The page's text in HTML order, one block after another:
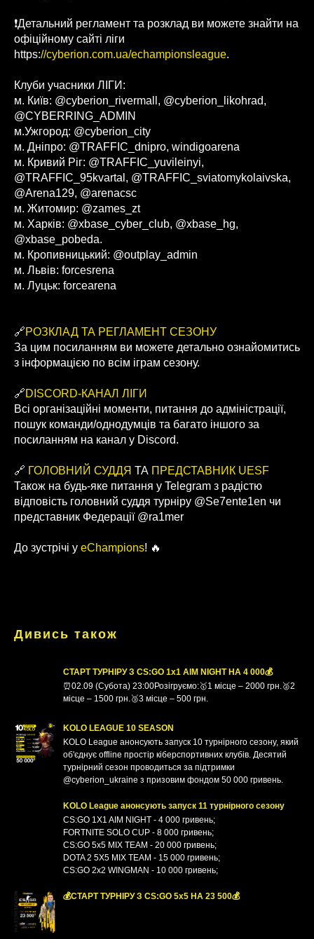
❗️Детальний регламент та розклад ви можете знайти на
офіційному сайті ліги
https://cyberion.com.ua/echampionsleague.
Клуби учасники ЛІГИ:
м. Київ: @cyberion_rivermall, @cyberion_likohrad,
@CYBERRING_ADMIN
м.Ужгород: @cyberion_city
м. Дніпро: @TRAFFIC_dnipro, windigoarena
м. Кривий Ріг: @TRAFFIC_yuvileinyi,
@TRAFFIC_95kvartal, @TRAFFIC_sviatomykolaivska,
@Arena129, @arenacsc
м. Житомир: @zames_zt
м. Харків: @xbase_cyber_club, @xbase_hg,
@xbase_pobeda.
м. Кропивницький: @outplay_admin
м. Львів: forcesrena
м. Луцьк: forcearena
🔗РОЗКЛАД ТА РЕГЛАМЕНТ СЕЗОНУ
За цим посиланням ви можете детально ознайомитись
з інформацією по всім іграм сезону.
🔗DISCORD-КАНАЛ ЛІГИ
Всі організаційні моменти, питання до адміністрації,
пошук команди/однодумців та багато іншого за
посиланням на канал у Discord.
🔗 ГОЛОВНИЙ СУДДЯ ТА ПРЕДСТАВНИК UESF
Також на будь-яке питання у Telegram з радістю
відповість головний суддя турніру @Se7ente1en чи
представник Федерації @ra1mer
До зустрічі у eChampions! 🔥
Дивись також
СТАРТ ТУРНІРУ З CS:GO 1x1 AIM NIGHT НА 4 000💰
⏰02.09 (Субота) 23:00Розігруємо:🥇1 місце – 2000 грн.🥈2
місце – 1500 грн.🥉3 місце – 500 грн.
KOLO LEAGUE 10 SEASON
KOLO League анонсують запуск 10 турнiрного сезону, який
об'єднує оffline простір кіберспортивних клубiв. Десятий
турнірний сезон проводиться за підтримки
@cyberion_ukraine з призовим фондом 50 000 гривень.
KOLO League анонсують запуск 11 турнiрного сезону
CS:GO 1X1 AIM NIGHT - 4 000 гривень;
FORTNITE SOLO CUP - 8 000 гривень;
CS:GO 5x5 MIX TEAM - 20 000 гривень;
DOTA 2 5X5 MIX TEAM - 15 000 гривень;
CS:GO 2x2 WINGMAN - 10 000 гривень;
💰СТАРТ ТУРНІРУ З CS:GO 5x5 НА 23 500💰